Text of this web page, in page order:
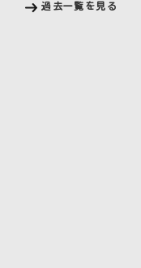
過去一覧を見る